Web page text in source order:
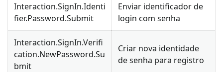
Interaction.SignIn.Identi
fier.Password.Submit
Enviar identificador de
login com senha
Interaction.SignIn.Verifi
cation.NewPassword.Su
bmit
Criar nova identidade
de senha para registro